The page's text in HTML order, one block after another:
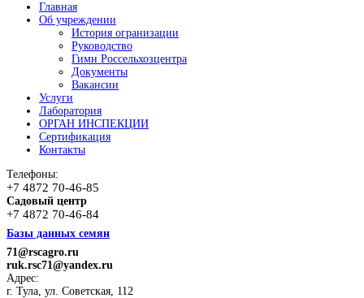
Главная
Об учреждении
История огранизации
Руководство
Гимн Россельхозцентра
Документы
Вакансии
Услуги
Лаборатория
ОРГАН ИНСПЕКЦИИ
Сертификация
Контакты
Телефоны:
+7 4872 70-46-85
Садовый центр
+7 4872 70-46-84
Базы данных семян
71@rscagro.ru
ruk.rsc71@yandex.ru
Адрес:
г. Тула, ул. Советская, 112